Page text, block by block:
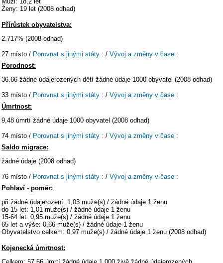
Ženy: 19 let (2008 odhad)
Přírůstek obyvatelstva:
2.717% (2008 odhad)
27 místo / Porovnat s jinými státy : / Vývoj a změny v čase :
Porodnost:
36.66 žádné údajerozených dětí žádné údaje 1000 obyvatel (2008 odhad)
33 místo / Porovnat s jinými státy : / Vývoj a změny v čase :
Úmrtnost:
9,48 úmrtí žádné údaje 1000 obyvatel (2008 odhad)
74 místo / Porovnat s jinými státy : / Vývoj a změny v čase :
Saldo migrace:
žádné údaje (2008 odhad)
76 místo / Porovnat s jinými státy : / Vývoj a změny v čase :
Pohlaví - poměr:
při žádné údajerození: 1,03 muže(s) / žádné údaje 1 ženu
do 15 let: 1,01 muže(s) / žádné údaje 1 ženu
15-64 let: 0,95 muže(s) / žádné údaje 1 ženu
65 let a výše: 0,66 muže(s) / žádné údaje 1 ženu
Obyvatelstvo celkem: 0,97 muže(s) / žádné údaje 1 ženu (2008 odhad)
Kojenecká úmrtnost: